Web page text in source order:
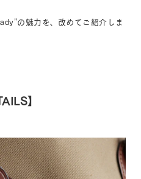
の魅力を、改めてご紹介しま
】